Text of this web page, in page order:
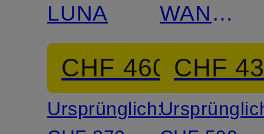
LUNA
CHF 460
Ursprünglich:
aus
Seide
CHF